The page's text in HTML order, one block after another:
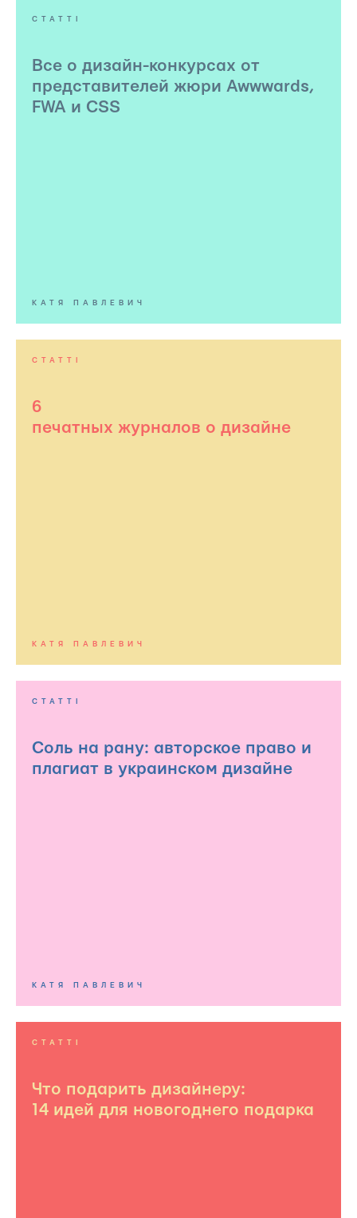
СТАТТІ
Все о дизайн-конкурсах от
представителей жюри Awwwards,
FWA и CSS
КАТЯ ПАВЛЕВИЧ
СТАТТІ
6
печатных журналов о дизайне
КАТЯ ПАВЛЕВИЧ
СТАТТІ
Соль на рану: авторское право и
плагиат в украинском дизайне
КАТЯ ПАВЛЕВИЧ
СТАТТІ
Что подарить дизайнеру:
14 идей для новогоднего подарка